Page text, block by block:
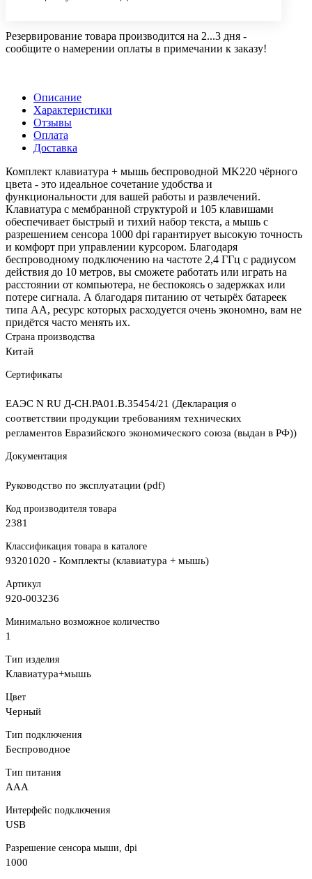
Резервирование товара производится на 2...3 дня -
сообщите о намерении оплаты в примечании к заказу!
Описание
Характеристики
Отзывы
Оплата
Доставка
Комплект клавиатура + мышь беспроводной MK220 чёрного
цвета - это идеальное сочетание удобства и
функциональности для вашей работы и развлечений.
Клавиатура с мембранной структурой и 105 клавишами
обеспечивает быстрый и тихий набор текста, а мышь с
разрешением сенсора 1000 dpi гарантирует высокую точность
и комфорт при управлении курсором. Благодаря
беспроводному подключению на частоте 2,4 ГГц с радиусом
действия до 10 метров, вы сможете работать или играть на
расстоянии от компьютера, не беспокоясь о задержках или
потере сигнала. А благодаря питанию от четырёх батареек
типа AA, ресурс которых расходуется очень экономно, вам не
придётся часто менять их.
Страна производства
Китай
Сертификаты
ЕАЭС N RU Д-CH.РА01.В.35454/21 (Декларация о
соответствии продукции требованиям технических
регламентов Евразийского экономического союза (выдан в РФ))
Документация
Руководство по эксплуатации (pdf)
Код производителя товара
2381
Классификация товара в каталоге
93201020 - Комплекты (клавиатура + мышь)
Артикул
920-003236
Минимально возможное количество
1
Тип изделия
Клавиатура+мышь
Цвет
Черный
Тип подключения
Беспроводное
Тип питания
AAA
Интерфейс подключения
USB
Разрешение сенсора мыши, dpi
1000